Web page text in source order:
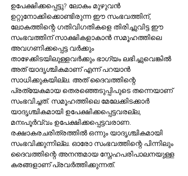
ഉപേക്ഷിക്കപ്പെട്ടു? ലോകം മുഴുവന്‍
ഉറ്റുനോക്കിക്കൊണ്ടിരുന്ന ഈ സംഭവത്തിന്‌,
ലോകത്തിന്റെ ഗതിവിഗതികളെ തിരിച്ചുവിട്ട ഈ
സംഭവത്തിന്‌ സാക്ഷികളാകാന്‍ സമൂഹത്തിലെ
അവഗണിക്കപ്പെട്ട വര്‍ക്കും
താഴേക്കിടയിലുള്ളവര്‍ക്കും ഭാഗ്യം ലഭിച്ചുവെങ്കില്‍
അത്‌ യാദൃശ്ചികമാണ്‌ എന്ന്‌ പറയാന്‍
സാധിക്കുകയില്ല. അത്‌ ദൈവത്തിന്റെ
പ്രത്യേകമായ തെരഞ്ഞെടുപ്പിപുടെ തന്നെയാണ്‌
സംഭവിച്ചത്‌. സമൂഹത്തിലെ മേലേക്കിടക്കാര്‍
യാദൃശ്ചികമായി ഉപേക്ഷിക്കപ്പെട്ടവരല്ല,
മനഃപൂര്‍വ്വം ഉപേക്ഷിക്കപ്പെട്ടവരാണ.
രക്ഷാകരചരിത്രത്തില്‍ ഒന്നും യാദൃശ്ചികമായി
സംഭവിക്കുന്നില്ല. ഓരോ സംഭവത്തിന്റെ പിന്നിലും
ദൈവത്തിന്റെ അനന്തമായ സ്നേഹപരിപാലനയുള്ള
കരങ്ങളാണ്‌ പ്രവര്‍ത്തിക്കുന്നത്‌.